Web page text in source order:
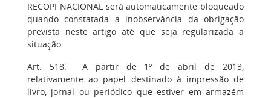
RECOPI NACIONAL será automaticamente bloqueado
quando constatada a inobservância da obrigação
prevista neste artigo até que seja regularizada a
situação.
Art. 518. A partir de 1º de abril de 2013,
relativamente ao papel destinado à impressão de
livro, jornal ou periódico que estiver em armazém